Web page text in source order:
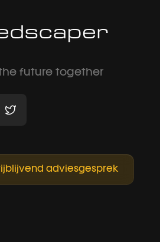
future together
adviesgesprek